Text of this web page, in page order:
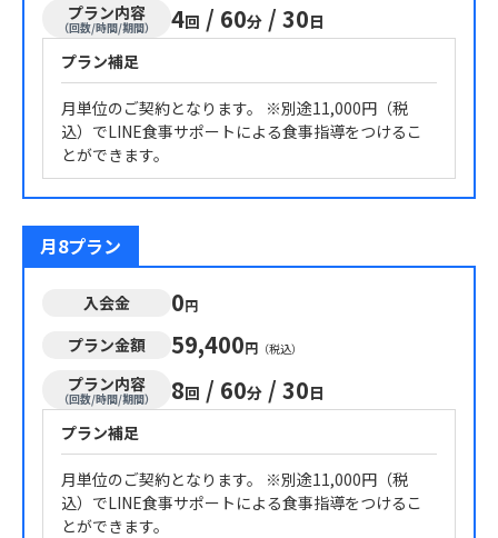
プラン内容
（回数/時間/期間） 4回 / 60分 / 30日
プラン補足
月単位のご契約となります。 ※別途11,000円（税
込）でLINE食事サポートによる食事指導をつけるこ
とができます。
月8プラン
入会金 0円
プラン金額 59,400円 （税込）
プラン内容
（回数/時間/期間） 8回 / 60分 / 30日
プラン補足
月単位のご契約となります。 ※別途11,000円（税
込）でLINE食事サポートによる食事指導をつけるこ
とができます。